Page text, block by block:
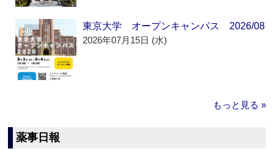
東京大学 オープンキャンパス 2026/08
2026年07月15日 (水)
もっと見る »
薬事日報